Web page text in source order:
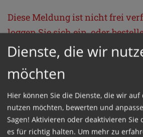
Diese Meldung ist nicht frei
loggen Sie sich ein, oder
ProduktKathpress_online.
GESCHÜTZTER BEREICH
Bitte melden Sie sich mit Ihrem
und Passwort an.
Dienste, die wir
möchten
Hier können Sie die Dienste, die wir auf
nutzen möchten, bewerten und
Sagen! Aktivieren oder deaktivieren Sie
es für richtig halten. Um mehr zu